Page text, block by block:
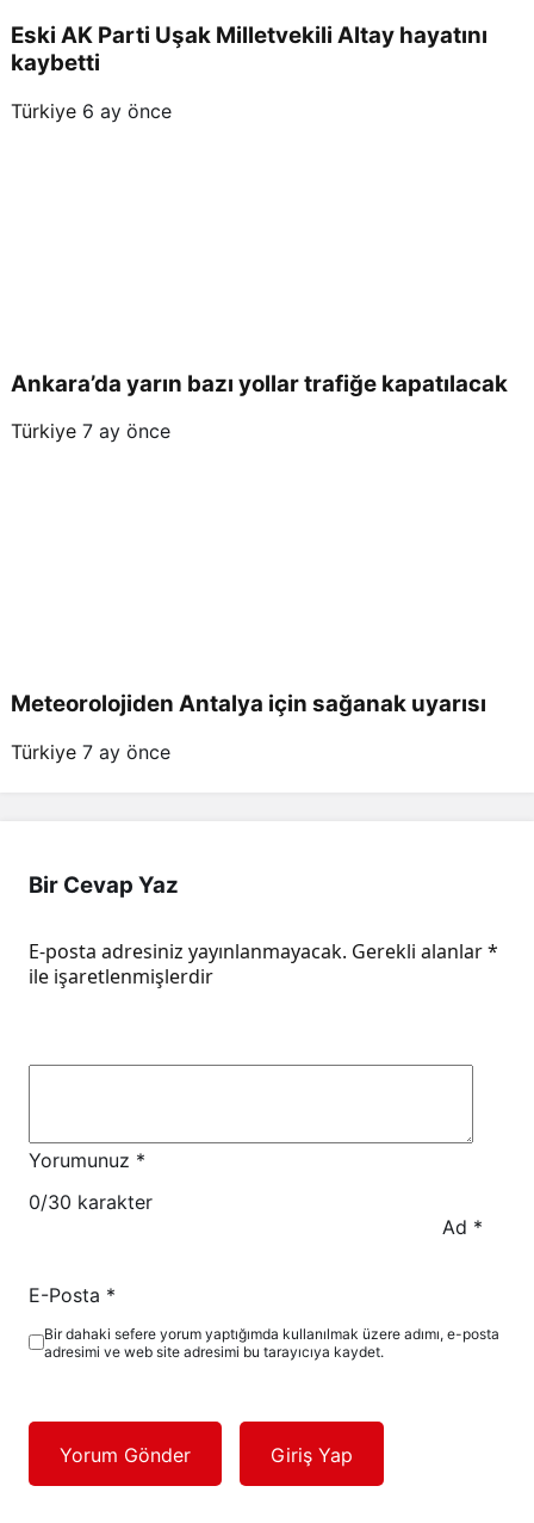
Eski AK Parti Uşak Milletvekili Altay hayatını
kaybetti
Türkiye 6 ay önce
Ankara’da yarın bazı yollar trafiğe kapatılacak
Türkiye 7 ay önce
Meteorolojiden Antalya için sağanak uyarısı
Türkiye 7 ay önce
Bir Cevap Yaz
E-posta adresiniz yayınlanmayacak. Gerekli alanlar*
ile işaretlenmişlerdir
Yorumunuz *
0/30 karakter
Ad *
E-Posta *
Bir dahaki sefere yorum yaptığımda kullanılmak üzere adımı, e-posta
adresimi ve web site adresimi bu tarayıcıya kaydet.
Yorum Gönder Giriş Yap